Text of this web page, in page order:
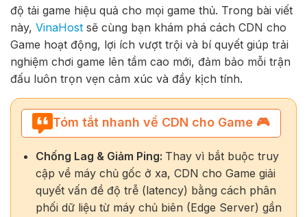
độ tải game hiệu quả cho mọi game thủ. Trong bài viết
này, VinaHost sẽ cùng bạn khám phá cách CDN cho
Game hoạt động, lợi ích vượt trội và bí quyết giúp trải
nghiệm chơi game lên tầm cao mới, đảm bảo mỗi trận
đấu luôn trọn vẹn cảm xúc và đầy kịch tính.
Tóm tắt nhanh về CDN cho Game 🎮
Chống Lag & Giảm Ping: Thay vì bắt buộc truy
cập về máy chủ gốc ở xa, CDN cho Game giải
quyết vấn đề độ trễ (latency) bằng cách phân
phối dữ liệu từ máy chủ biên (Edge Server) gần